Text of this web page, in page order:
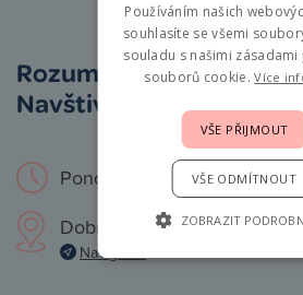
Zásady zpracování osobních
Rozumíme vám i
Navštivte nás osobně!
Pondělí – Neděle: 9 – 19 hod.
Dobronická 1257, Praha 4
Navigovat
Používáním našich
souhlasíte se všemi
souladu s našimi zásadami
souborů cookie.Více
VŠE PŘIJMOUT
VŠE ODMÍTNOUT
ZOBRAZIT